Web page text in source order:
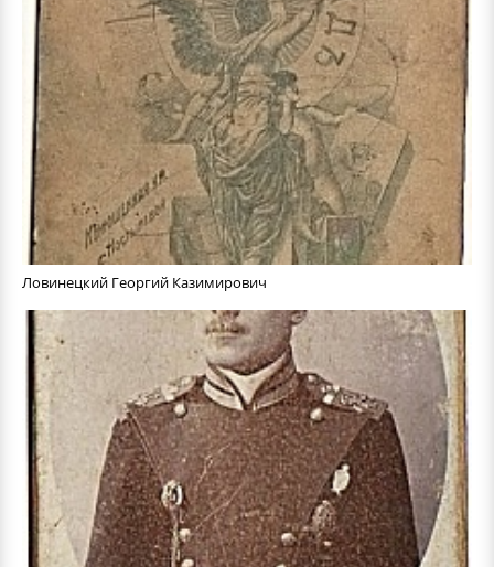
Ловинецкий Георгий Казимирович